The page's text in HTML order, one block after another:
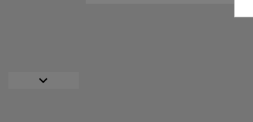
expand_more